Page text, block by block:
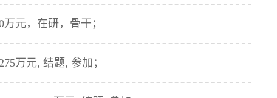
元，在研，骨干；
万元, 结题, 参加；